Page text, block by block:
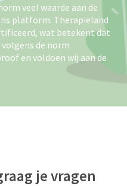
veel waarde aan de
platform. Therapieland
wat betekent dat
de norm
en voldoen wij aan de
je vragen